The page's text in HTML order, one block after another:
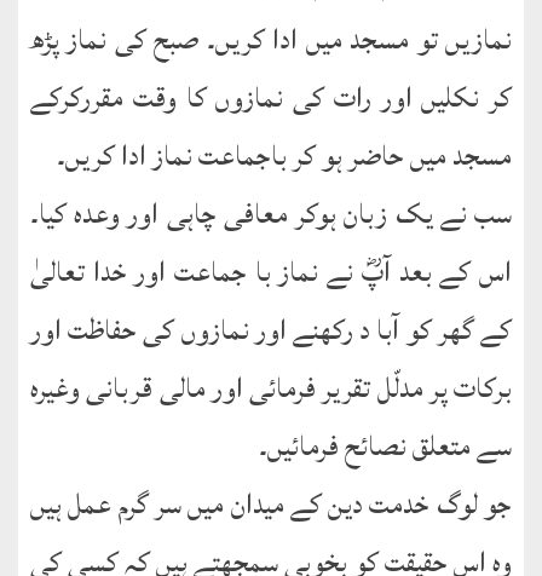
نمازیں تو مسجد میں ادا کریں۔ صبح کی نماز پڑھ
کر نکلیں اور رات کی نمازوں کا وقت مقررکرکے
مسجد میں حاضر ہو کر باجماعت نماز ادا کریں۔
سب نے یک زبان ہوکر معافی چاہی اور وعدہ کیا۔
اس کے بعد آپؓ نے نماز با جماعت اور خدا تعالیٰ
کے گھر کو آبا د رکھنے اور نمازوں کی حفاظت اور
برکات پر مدلّل تقریر فرمائی اور مالی قربانی وغیرہ
سے متعلق نصائح فرمائیں۔
جو لوگ خدمت دین کے میدان میں سر گرم عمل ہیں
وہ اس حقیقت کو بخوبی سمجھتے ہیں کہ کسی کی